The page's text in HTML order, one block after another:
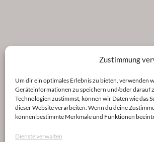
Zustimmung
Um dir ein optimales Erlebnis zu bieten, verwenden
Geräteinformationen zu speichern und/oder darauf
Technologien zustimmst, können wir Daten wie das
dieser Website verarbeiten. Wenn du deine
können bestimmte Merkmale und Funktionen
Dienste verwalten